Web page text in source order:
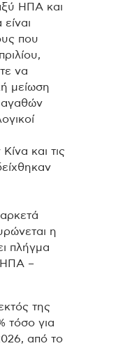
ΗΠΑ και
που
να
μείωση
αγαθών
και τις
η
πλήγμα
ΗΠΑ –
της
τόσο για
από το